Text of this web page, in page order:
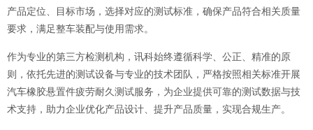
产品定位、目标市场，选择对应的测试标准，确保产品符合相关质量
要求，满足整车装配与使用需求。
作为专业的第三方检测机构，讯科始终遵循科学、公正、精准的原
则，依托先进的测试设备与专业的技术团队，严格按照相关标准开展
汽车橡胶悬置件疲劳耐久测试服务，为企业提供可靠的测试数据与技
术支持，助力企业优化产品设计、提升产品质量，实现合规生产。